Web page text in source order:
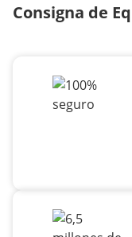
Consigna de